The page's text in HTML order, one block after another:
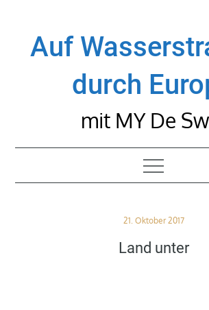
contentAuf
durch
mit MY De
Posted
21. Oktober 2017
Land unter